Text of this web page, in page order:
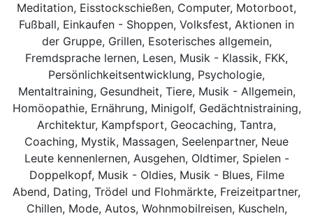
Meditation, Eisstockschießen, Computer, Motorboot,
Fußball, Einkaufen - Shoppen, Volksfest, Aktionen in
der Gruppe, Grillen, Esoterisches allgemein,
Fremdsprache lernen, Lesen, Musik - Klassik, FKK,
Persönlichkeitsentwicklung, Psychologie,
Mentaltraining, Gesundheit, Tiere, Musik - Allgemein,
Homöopathie, Ernährung, Minigolf, Gedächtnistraining,
Architektur, Kampfsport, Geocaching, Tantra,
Coaching, Mystik, Massagen, Seelenpartner, Neue
Leute kennenlernen, Ausgehen, Oldtimer, Spielen -
Doppelkopf, Musik - Oldies, Musik - Blues, Filme
Abend, Dating, Trödel und Flohmärkte, Freizeitpartner,
Chillen, Mode, Autos, Wohnmobilreisen, Kuscheln,